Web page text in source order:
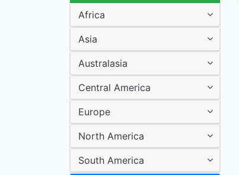
Africa
Asia
Australasia
Central America
Europe
North America
South America